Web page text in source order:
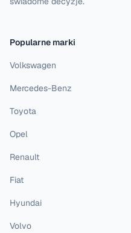
Popularne marki
Volkswagen
Mercedes-Benz
Toyota
Opel
Renault
Fiat
Hyundai
Volvo